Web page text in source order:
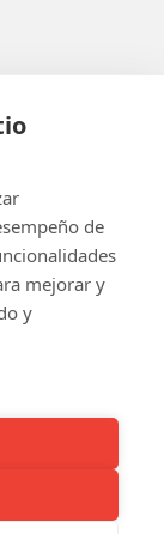
de
mejorar y
y
GRATUITA)
Política de